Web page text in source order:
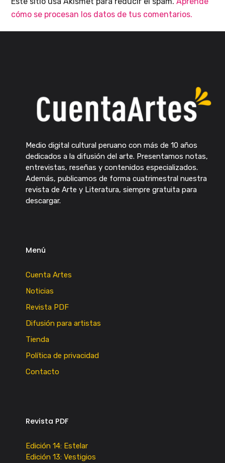
cómo se procesan los datos de tus comentarios.
Medio digital cultural peruano con más de 10 años
dedicados a la difusión del arte. Presentamos notas,
entrevistas, reseñas y contenidos especializados.
Además, publicamos de forma cuatrimestral nuestra
revista de Arte y Literatura, siempre gratuita para
descargar.
Menú
Cuenta Artes
Noticias
Revista PDF
Difusión para artistas
Tienda
Política de privacidad
Contacto
Revista PDF
Edición 14: Estelar
Edición 13: Vestigios